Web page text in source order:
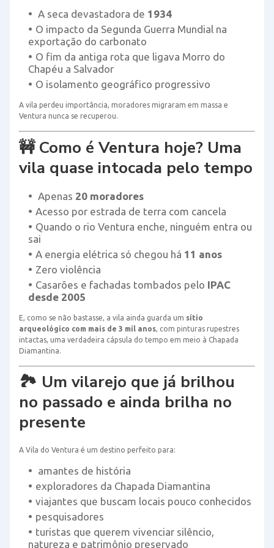
A seca devastadora de 1934
O impacto da Segunda Guerra Mundial na
exportação do carbonato
O fim da antiga rota que ligava Morro do
Chapéu a Salvador
O isolamento geográfico progressivo
A vila perdeu importância, moradores migraram em massa e
Ventura nunca se recuperou.
🚧 Como é Ventura hoje? Uma
vila quase intocada pelo tempo
Apenas 20 moradores
Acesso por estrada de terra com cancela
Quando o rio Ventura enche, ninguém entra ou
sai
A energia elétrica só chegou há 11 anos
Zero violência
Casarões e fachadas tombados pelo IPAC
desde 2005
E, como se não bastasse, a vila ainda guarda um sítio
arqueológico com mais de 3 mil anos , com pinturas rupestres
intactas, uma verdadeira cápsula do tempo em meio à Chapada
Diamantina.
🏞️ Um vilarejo que já brilhou
no passado e ainda brilha no
presente
A Vila do Ventura é um destino perfeito para:
amantes de história
exploradores da Chapada Diamantina
viajantes que buscam locais pouco conhecidos
pesquisadores
turistas que querem vivenciar silêncio,
natureza e patrimônio preservado